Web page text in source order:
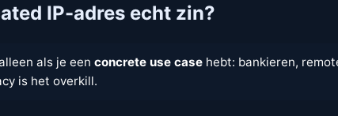
IP-adres echt zin?
als je een concrete use casehebt: bankieren,
is het overkill.